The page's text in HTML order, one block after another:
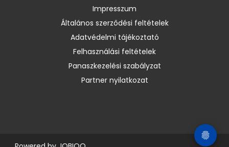
Impresszum
Általános szerződési feltételek
Adatvédelmi tájékoztató
Felhasználási feltételek
Panaszkezelési szabályzat
Partner nyilatkozat